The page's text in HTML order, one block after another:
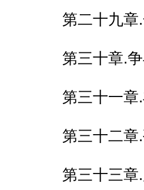
第二十九章
第三十章.
第三十一章
第三十二章
第三十三章